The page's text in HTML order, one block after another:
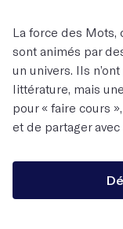
La force des Mots,
sont animés par
un univers. Ils
littérature, mais
pour « faire cours
et de partager avec